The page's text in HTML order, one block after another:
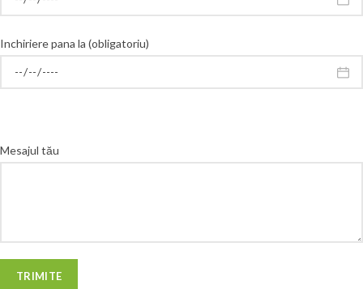
Inchiriere pana la (obligatoriu)
Mesajul tău